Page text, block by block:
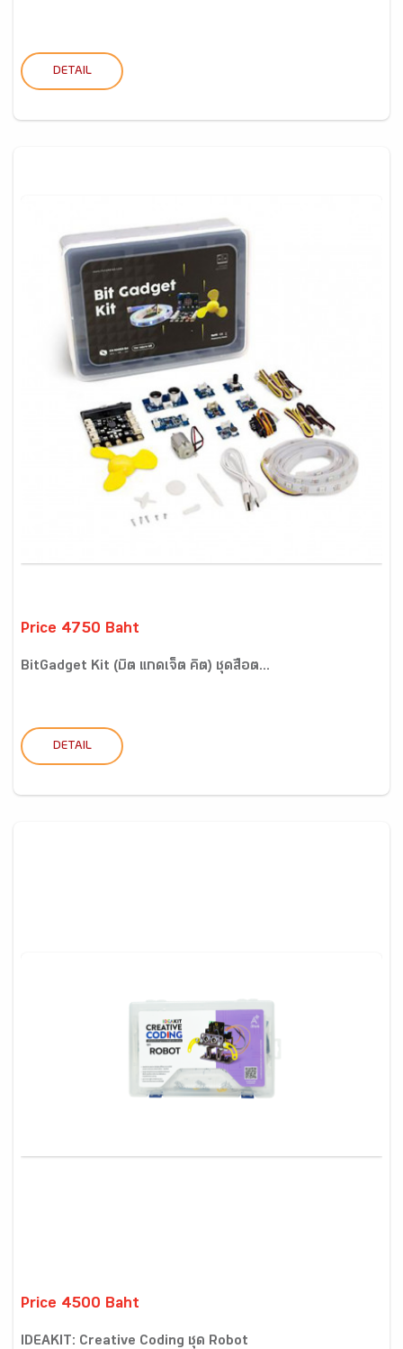
DETAIL
Price 4750 Baht
BitGadget Kit (บิต แกดเจ็ต คิต) ชุดสื่อต...
DETAIL
Price 4500 Baht
IDEAKIT: Creative Coding ชุด Robot